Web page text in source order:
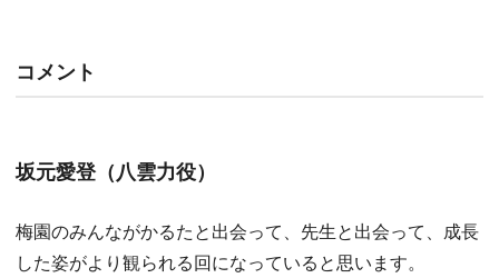
コメント
坂元愛登（八雲力役）
梅園のみんながかるたと出会って、先生と出会って、成長
した姿がより観られる回になっていると思います。